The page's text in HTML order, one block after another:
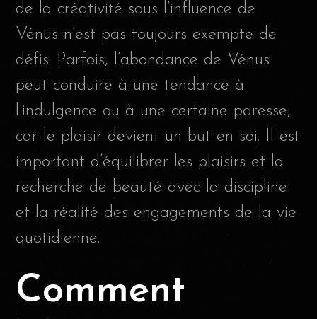
de la créativité sous l’influence de
Vénus n’est pas toujours exempte de
défis. Parfois, l’abondance de Vénus
peut conduire à une tendance à
l’indulgence ou à une certaine paresse,
car le plaisir devient un but en soi. Il est
important d’équilibrer les plaisirs et la
recherche de beauté avec la discipline
et la réalité des engagements de la vie
quotidienne.
Comment